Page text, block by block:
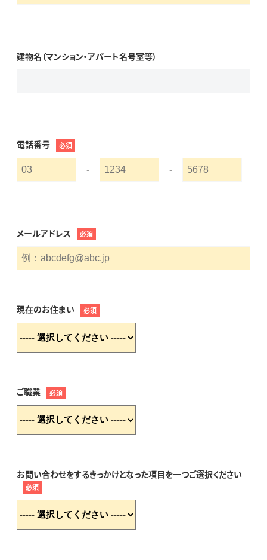
建物名（マンション・アパート名号室等）
電話番号 必須
- -
メールアドレス 必須
現在のお住まい 必須
ご職業 必須
お問い合わせをするきっかけとなった項目を一つご選択ください
必須